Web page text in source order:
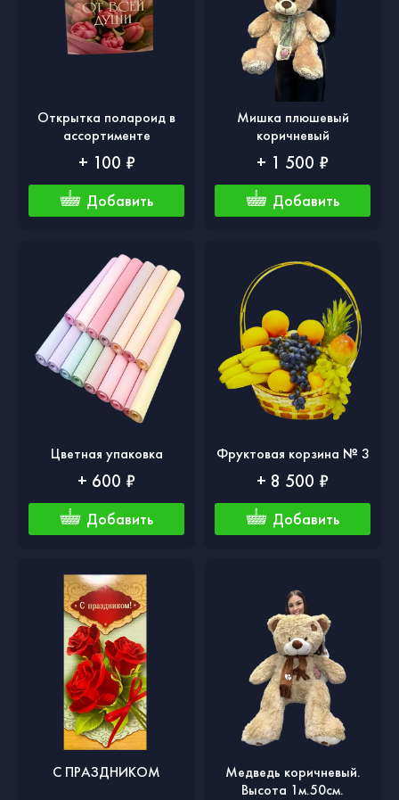
Открытка полароид в
ассортименте
+ 100 ₽
Добавить
Мишка плюшевый
коричневый
+ 1 500 ₽
Добавить
Цветная упаковка
+ 600 ₽
Добавить
Фруктовая корзина № 3
+ 8 500 ₽
Добавить
С ПРАЗДНИКОМ
Медведь коричневый.
Высота 1м.50см.